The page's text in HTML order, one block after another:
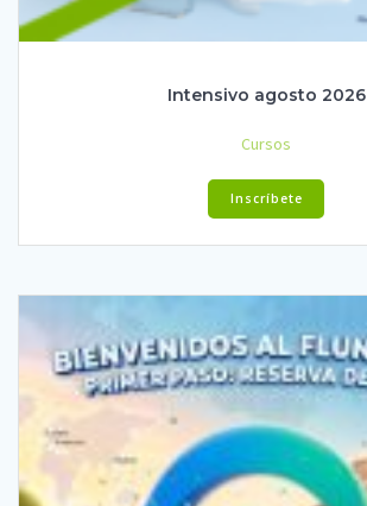
Intensivo agosto 2026
Cursos
Inscríbete